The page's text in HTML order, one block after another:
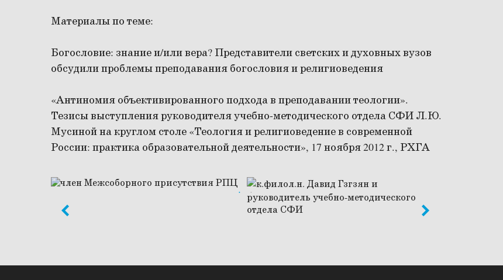
Материалы по теме:
Богословие: знание и/или вера? Представители светских и духовных вузов
обсудили проблемы преподавания богословия и религиоведения
«Антиномия объективированного подхода в преподавании теологии».
Тезисы выступления руководителя учебно-методического отдела СФИ Л.Ю.
Мусиной на круглом столе «Теология и религиоведение в современной
России: практика образовательной деятельности», 17 ноября 2012 г., РХГА